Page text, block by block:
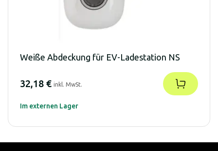
Weiße Abdeckung für EV-Ladestation NS
32,18 € inkl. MwSt.
Im externen Lager